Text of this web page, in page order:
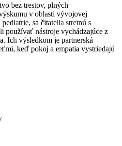
bez trestov, plných
v oblasti vývojovej
sa čitatelia stretnú s
používať nástroje vychádzajúce z
Ich výsledkom je partnerská
keď pokoj a empatia vystriedajú